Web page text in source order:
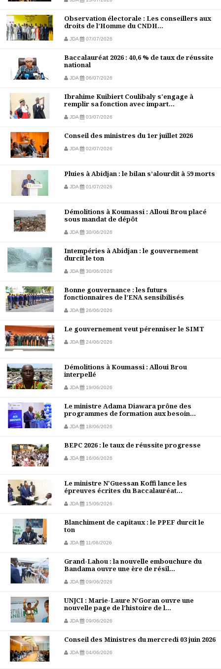
Observation électorale : Les conseillers aux
droits de l’Homme du CNDH...
JDA 07/07/2026
Baccalauréat 2026 : 40,6 % de taux de réussite
national
JDA 06/07/2026
Ibrahime Kuibiert Coulibaly s'engage à
remplir sa fonction avec impart...
JDA 03/07/2026
Conseil des ministres du 1er juillet 2026
JDA 02/07/2026
Pluies à Abidjan : le bilan s’alourdit à 59 morts
JDA 01/07/2026
Démolitions à Koumassi : Alloui Brou placé
sous mandat de dépôt
JDA 30/06/2026
Intempéries à Abidjan : le gouvernement
durcit le ton
JDA 30/06/2026
Bonne gouvernance : les futurs
fonctionnaires de l’ENA sensibilisés
JDA 26/06/2026
Le gouvernement veut pérenniser le SIMT
JDA 24/06/2026
Démolitions à Koumassi : Alloui Brou
interpellé
JDA 19/06/2026
Le ministre Adama Diawara prône des
programmes de formation aux besoin...
JDA 18/06/2026
BEPC 2026 : le taux de réussite progresse
JDA 16/06/2026
Le ministre N'Guessan Koffi lance les
épreuves écrites du Baccalauréat...
JDA 15/06/2026
Blanchiment de capitaux : le PPEF durcit le
ton
JDA 11/06/2026
Grand-Lahou : la nouvelle embouchure du
Bandama ouvre une ère de résil...
JDA 09/06/2026
UNJCI : Marie-Laure N’Goran ouvre une
nouvelle page de l’histoire de l...
JDA 09/06/2026
Conseil des Ministres du mercredi 03 juin 2026
JDA 04/06/2026